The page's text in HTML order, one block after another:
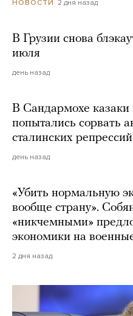
НОВОСТИ 2 дня назад
В Грузии снова
июля
день назад
В Сандармохе казаки
попытались сорвать
сталинских репрессий
день назад
«Убить нормальную
вообще страну».
«никчемными»
экономики на
2 дня назад